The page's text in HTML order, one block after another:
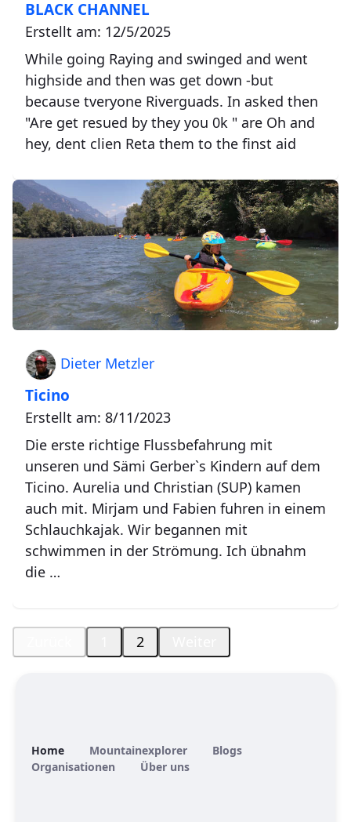
BLACK CHANNEL
Erstellt am: 12/5/2025
While going Raying and swinged and went
highside and then was get down -but
because tveryone Riverguads. In asked then
"Are get resued by they you 0k " are Oh and
hey, dent clien Reta them to the finst aid
Dieter Metzler
Ticino
Erstellt am: 8/11/2023
Die erste richtige Flussbefahrung mit
unseren und Sämi Gerber`s Kindern auf dem
Ticino. Aurelia und Christian (SUP) kamen
auch mit. Mirjam und Fabien fuhren in einem
Schlauchkajak. Wir begannen mit
schwimmen in der Strömung. Ich übnahm
die …
2
Home Mountainexplorer
Blogs
Organisationen
Über uns